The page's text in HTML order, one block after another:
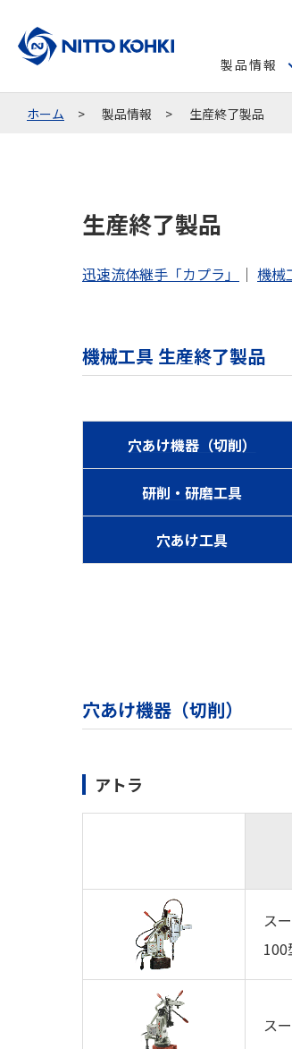
製品情報
ホーム 製品情報 生産終了製品
生産終了製品
迅速流体継手「カプラ」 ｜ 機械
機械工具 生産終了製品
穴あけ機器（切削）
研削・研磨工具
穴あけ工具
穴あけ機器（切削）
アトラ
ス
100
ス